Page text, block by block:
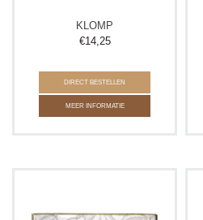
KLOMP
€14,25
DIRECT BESTELLEN
MEER INFORMATIE